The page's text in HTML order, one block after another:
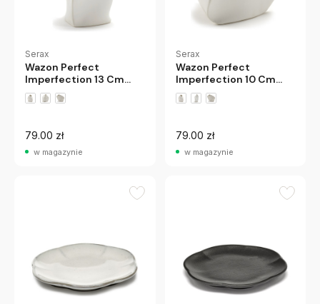
Serax
Wazon Perfect
Imperfection 13 Cm
Serax
79.00 zł
w magazynie
Serax
Wazon Perfect
Imperfection 10 Cm
Serax
79.00 zł
w magazynie